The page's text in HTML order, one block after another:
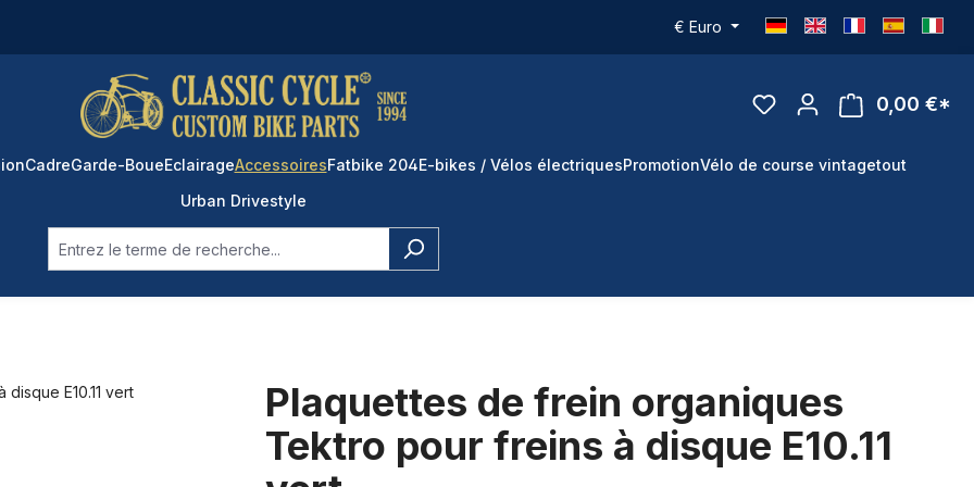
€ Euro
0,00 €*
CadreGarde-BoueEclairageAccessoiresFatbike 204E-bikes / Vélos électriquesPromotionVélo de course vintagetout
Urban Drivestyle
Plaquettes de frein organiques
Tektro pour freins à disque E10.11